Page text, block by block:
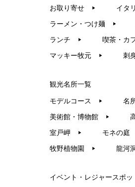
お取り寄せ ▶︎ イタ
ラーメン・つけ麺 ▶︎
ランチ ▶︎ 喫茶・カ
マッキー牧元 ▶︎ 刺
観光名所一覧
モデルコース ▶︎ 名
美術館・博物館 ▶︎
室戸岬 ▶︎ モネの庭
牧野植物園 ▶︎ 龍河
イベント・レジャースポッ